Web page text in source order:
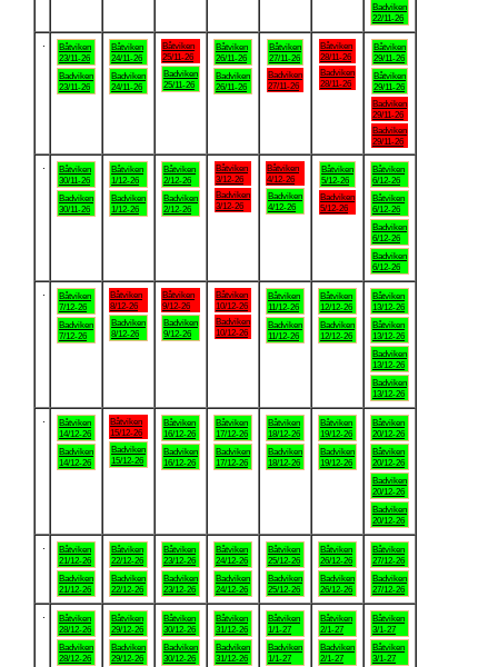
Badviken
22/11-26
Båtviken
23/11-26
Badviken
23/11-26
Båtviken
24/11-26
Badviken
24/11-26
Båtviken
25/11-26
Badviken
25/11-26
Båtviken
26/11-26
Badviken
26/11-26
Båtviken
27/11-26
Badviken
27/11-26
Båtviken
28/11-26
Badviken
28/11-26
Båtviken
29/11-26
Båtviken
29/11-26
Badviken
29/11-26
Badviken
29/11-26
Båtviken
30/11-26
Badviken
30/11-26
Båtviken
1/12-26
Badviken
1/12-26
Båtviken
2/12-26
Badviken
2/12-26
Båtviken
3/12-26
Badviken
3/12-26
Båtviken
4/12-26
Badviken
4/12-26
Båtviken
5/12-26
Badviken
5/12-26
Båtviken
6/12-26
Båtviken
6/12-26
Badviken
6/12-26
Badviken
6/12-26
Båtviken
7/12-26
Badviken
7/12-26
Båtviken
8/12-26
Badviken
8/12-26
Båtviken
9/12-26
Badviken
9/12-26
Båtviken
10/12-26
Badviken
10/12-26
Båtviken
11/12-26
Badviken
11/12-26
Båtviken
12/12-26
Badviken
12/12-26
Båtviken
13/12-26
Båtviken
13/12-26
Badviken
13/12-26
Badviken
13/12-26
Båtviken
14/12-26
Badviken
14/12-26
Båtviken
15/12-26
Badviken
15/12-26
Båtviken
16/12-26
Badviken
16/12-26
Båtviken
17/12-26
Badviken
17/12-26
Båtviken
18/12-26
Badviken
18/12-26
Båtviken
19/12-26
Badviken
19/12-26
Båtviken
20/12-26
Båtviken
20/12-26
Badviken
20/12-26
Badviken
20/12-26
Båtviken
21/12-26
Badviken
21/12-26
Båtviken
22/12-26
Badviken
22/12-26
Båtviken
23/12-26
Badviken
23/12-26
Båtviken
24/12-26
Badviken
24/12-26
Båtviken
25/12-26
Badviken
25/12-26
Båtviken
26/12-26
Badviken
26/12-26
Båtviken
27/12-26
Badviken
27/12-26
Båtviken
28/12-26
Badviken
28/12-26
Båtviken
29/12-26
Badviken
29/12-26
Båtviken
30/12-26
Badviken
30/12-26
Båtviken
31/12-26
Badviken
31/12-26
Båtviken
1/1-27
Badviken
1/1-27
Båtviken
2/1-27
Badviken
2/1-27
Båtviken
3/1-27
Båtviken
3/1-27